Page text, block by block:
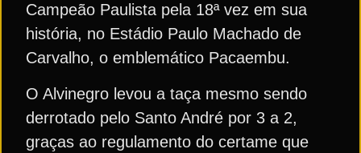
Campeão Paulista pela 18ª vez em sua
história, no Estádio Paulo Machado de
Carvalho, o emblemático Pacaembu.
O Alvinegro levou a taça mesmo sendo
derrotado pelo Santo André por 3 a 2,
graças ao regulamento do certame que